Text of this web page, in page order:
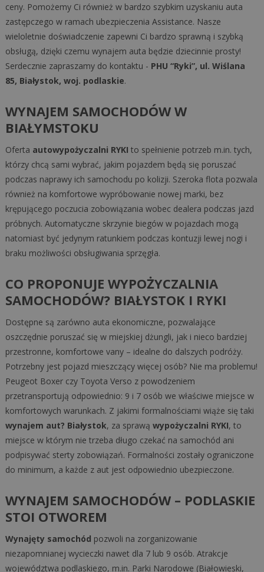
ceny. Pomożemy Ci również w bardzo szybkim uzyskaniu auta
zastępczego w ramach ubezpieczenia Assistance. Nasze
wieloletnie doświadczenie zapewni Ci bardzo sprawną i szybką
obsługą, dzięki czemu wynajem auta będzie dziecinnie prosty!
Serdecznie zapraszamy do kontaktu - PHU “Ryki”, ul. Wiślana
85, Białystok, woj. podlaskie.
WYNAJEM SAMOCHODÓW W
BIAŁYMSTOKU
Oferta autowypożyczalni RYKI to spełnienie potrzeb m.in. tych,
którzy chcą sami wybrać, jakim pojazdem będą się poruszać
podczas naprawy ich samochodu po kolizji. Szeroka flota pozwala
również na komfortowe wypróbowanie nowej marki, bez
krępującego poczucia zobowiązania wobec dealera podczas jazd
próbnych. Automatyczne skrzynie biegów w pojazdach mogą
natomiast być jedynym ratunkiem podczas kontuzji lewej nogi i
braku możliwości obsługiwania sprzęgła.
CO PROPONUJE WYPOŻYCZALNIA
SAMOCHODÓW? BIAŁYSTOK I RYKI
Dostępne są zarówno auta ekonomiczne, pozwalające
oszczędnie poruszać się w miejskiej dżungli, jak i nieco bardziej
przestronne, komfortowe vany – idealne do dalszych podróży.
Potrzebny jest pojazd mieszczący więcej osób? Nie ma problemu!
Peugeot Boxer czy Toyota Verso z powodzeniem
przetransportują odpowiednio: 9 i 7 osób we właściwe miejsce w
komfortowych warunkach. Z jakimi formalnościami wiąże się taki
wynajem aut? Białystok, za sprawą wypożyczalni RYKI, to
miejsce w którym nie trzeba długo czekać na samochód ani
podpisywać sterty zobowiązań. Formalności zostały ograniczone
do minimum, a każde z aut jest odpowiednio ubezpieczone.
WYNAJEM SAMOCHODÓW – PODLASKIE
STOI OTWOREM
Wynajęty samochód pozwoli na zorganizowanie
niezapomnianej wycieczki nawet dla 7 lub 9 osób. Atrakcje
województwa podlaskiego, m.in. Parki Narodowe (Białowieski,